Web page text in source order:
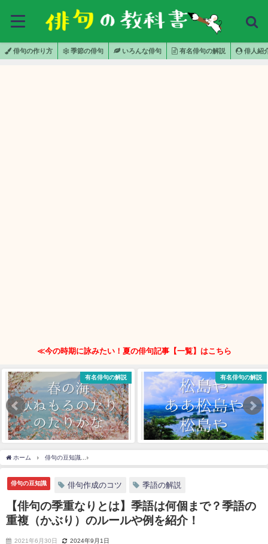
俳句の作り方 季節の俳句 いろんな俳句 有名俳句の解説 俳人紹
≪今の時期に詠みたい！夏の俳句記事【一覧】はこちら
有名俳句の解説 有名俳句の解説
ホーム 俳句の豆知識
俳句の豆知識 俳句作成のコツ 季語の解説
【俳句の季重なりとは】季語は何個まで？季語の
重複（かぶり）のルールや例を紹介！
2021年6月30日 2024年9月1日